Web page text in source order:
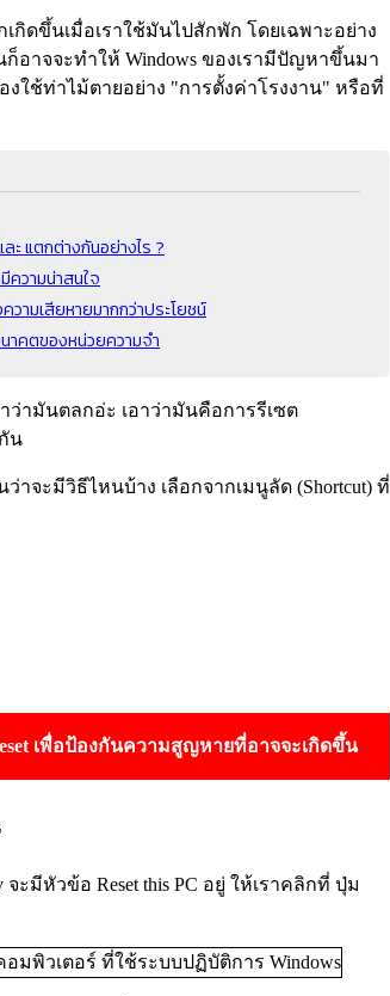
กิดขึ้นเมื่อเราใช้มันไปสักพัก โดยเฉพาะอย่าง
าจจะทำให้ Windows ของเรามีปัญหาขึ้นมา
งใช้ท่าไม้ตายอย่าง "การตั้งค่าโรงงาน" หรือที่
ะ แตกต่างกันอย่างไร ?
ความน่าสนใจ
ามเสียหายมากกว่าประโยชน์
าคตของหน่วยความจำ
ว่ามันตลกอ่ะ เอาว่ามันคือการรีเซต
น
าจะมีวิธีไหนบ้าง เลือกจากเมนูลัด (Shortcut) ที่
เพื่อป้องกันความสูญหายที่อาจจะเกิดขึ้น
จะมีหัวข้อ Reset this PC อยู่ ให้เราคลิกที่ ปุ่ม